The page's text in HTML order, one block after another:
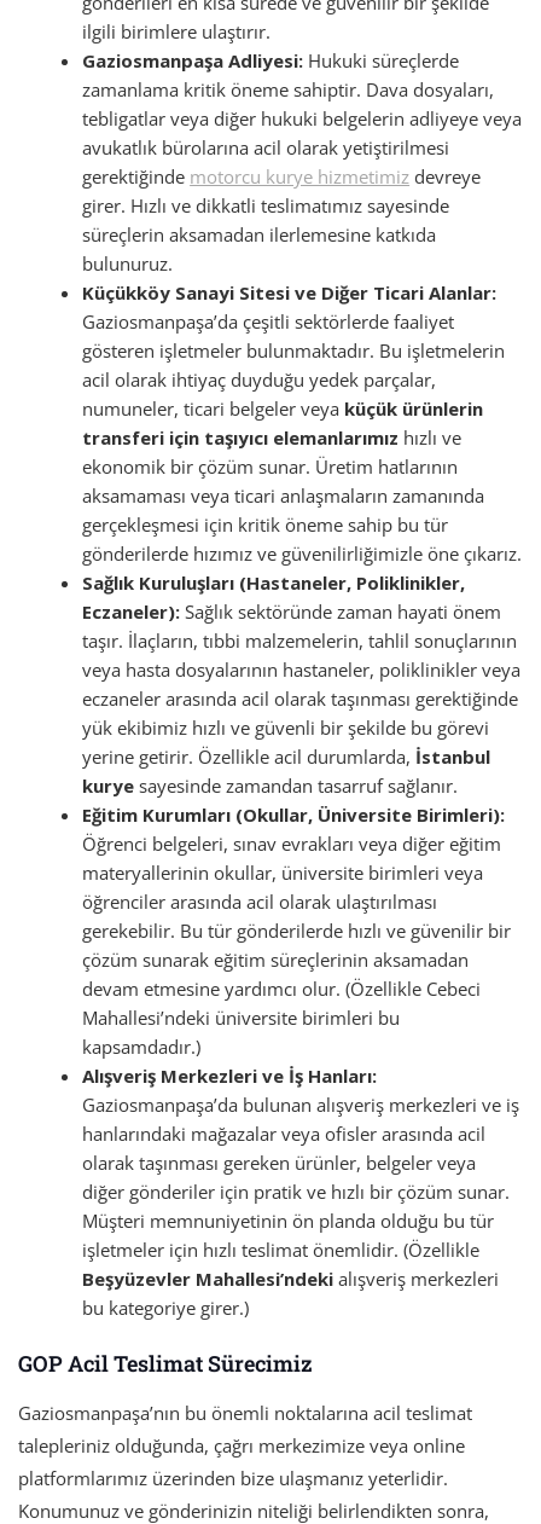
ilgili birimlere ulaştırır.
Gaziosmanpaşa Adliyesi: Hukuki süreçlerde
zamanlama kritik öneme sahiptir. Dava dosyaları,
tebligatlar veya diğer hukuki belgelerin adliyeye veya
avukatlık bürolarına acil olarak yetiştirilmesi
gerektiğinde motorcu kurye hizmetimiz devreye
girer. Hızlı ve dikkatli teslimatımız sayesinde
süreçlerin aksamadan ilerlemesine katkıda
bulunuruz.
Küçükköy Sanayi Sitesi ve Diğer Ticari Alanlar:
Gaziosmanpaşa’da çeşitli sektörlerde faaliyet
gösteren işletmeler bulunmaktadır. Bu işletmelerin
acil olarak ihtiyaç duyduğu yedek parçalar,
numuneler, ticari belgeler veya küçük ürünlerin
transferi için taşıyıcı elemanlarımız hızlı ve
ekonomik bir çözüm sunar. Üretim hatlarının
aksamaması veya ticari anlaşmaların zamanında
gerçekleşmesi için kritik öneme sahip bu tür
gönderilerde hızımız ve güvenilirliğimizle öne çıkarız.
Sağlık Kuruluşları (Hastaneler, Poliklinikler,
Eczaneler): Sağlık sektöründe zaman hayati önem
taşır. İlaçların, tıbbi malzemelerin, tahlil sonuçlarının
veya hasta dosyalarının hastaneler, poliklinikler veya
eczaneler arasında acil olarak taşınması gerektiğinde
yük ekibimiz hızlı ve güvenli bir şekilde bu görevi
yerine getirir. Özellikle acil durumlarda, İstanbul
kurye sayesinde zamandan tasarruf sağlanır.
Eğitim Kurumları (Okullar, Üniversite Birimleri):
Öğrenci belgeleri, sınav evrakları veya diğer eğitim
materyallerinin okullar, üniversite birimleri veya
öğrenciler arasında acil olarak ulaştırılması
gerekebilir. Bu tür gönderilerde hızlı ve güvenilir bir
çözüm sunarak eğitim süreçlerinin aksamadan
devam etmesine yardımcı olur. (Özellikle Cebeci
Mahallesi’ndeki üniversite birimleri bu
kapsamdadır.)
Alışveriş Merkezleri ve İş Hanları:
Gaziosmanpaşa’da bulunan alışveriş merkezleri ve iş
hanlarındaki mağazalar veya ofisler arasında acil
olarak taşınması gereken ürünler, belgeler veya
diğer gönderiler için pratik ve hızlı bir çözüm sunar.
Müşteri memnuniyetinin ön planda olduğu bu tür
işletmeler için hızlı teslimat önemlidir. (Özellikle
Beşyüzevler Mahallesi’ndeki alışveriş merkezleri
bu kategoriye girer.)
GOP Acil Teslimat Sürecimiz
Gaziosmanpaşa’nın bu önemli noktalarına acil teslimat
talepleriniz olduğunda, çağrı merkezimize veya online
platformlarımız üzerinden bize ulaşmanız yeterlidir.
Konumunuz ve gönderinizin niteliği belirlendikten sonra,